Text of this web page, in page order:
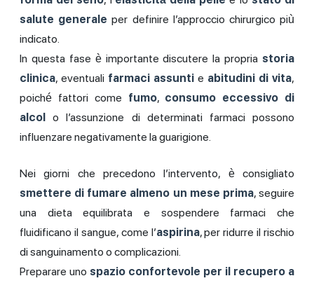
salute generale per definire l’approccio chirurgico più
indicato.
In questa fase è importante discutere la propria storia
clinica, eventuali farmaci assunti e abitudini di vita,
poiché fattori come fumo, consumo eccessivo di
alcol o l’assunzione di determinati farmaci possono
influenzare negativamente la guarigione.
Nei giorni che precedono l’intervento, è consigliato
smettere di fumare almeno un mese prima, seguire
una dieta equilibrata e sospendere farmaci che
fluidificano il sangue, come l’aspirina, per ridurre il rischio
di sanguinamento o complicazioni.
Preparare uno spazio confortevole per il recupero a